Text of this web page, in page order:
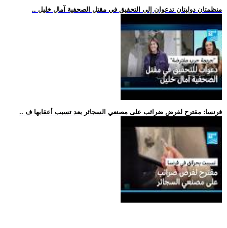
.. منظمتان دوليتان تدعوان إلى التحقيق في مقتل الصحفية آمال خليل
.. فرنسا: مقترح لفرض ضرائب على مصنعي السجائر بعد تسبب أعقابها ف